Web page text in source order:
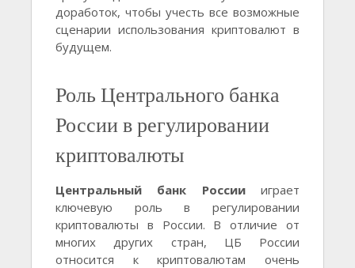
доработок, чтобы учесть все возможные
сценарии использования криптовалют в
будущем.
Роль Центрального банка
России в регулировании
криптовалюты
Центральный банк Россиииграет
ключевую роль в регулировании
криптовалюты в России. В отличие от
многих других стран, ЦБ России
относится к криптовалютам очень